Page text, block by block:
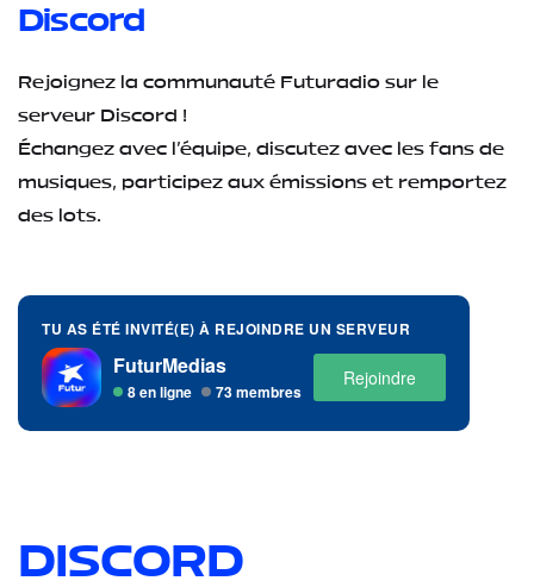
Discord
Rejoignez la communauté Futuradio sur le
serveur Discord !
Échangez avec l'équipe, discutez avec les fans de
musiques, participez aux émissions et remportez
des lots.
TU AS ÉTÉ INVITÉ(E) À REJOINDRE UN SERVEUR
FuturMedias
8 en ligne 73 membres
Rejoindre
DISCORD